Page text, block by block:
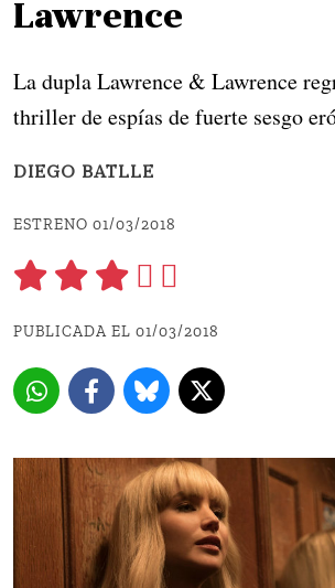
Lawrence
La dupla Lawrence & Lawrence
thriller de espías de fuerte sesgo
DIEGO BATLLE
ESTRENO 01/03/2018
PUBLICADA EL 01/03/2018